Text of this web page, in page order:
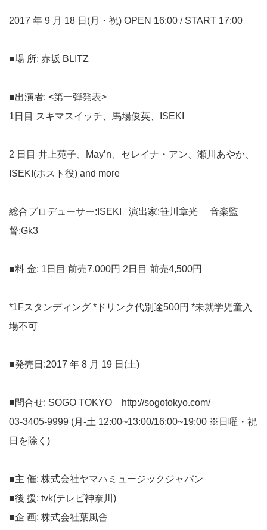
2017 年 9 月 18 日(月・祝) OPEN 16:00 / START 17:00
■場 所: 赤坂 BLITZ
■出演者: <第一弾発表>
1日目 スキマスイッチ、馬場俊英、ISEKI
2 日目 井上苑子、May’n、セレイナ・アン、瀬川あやか、
ISEKI(ホスト役) and more
総合プロデューサー:ISEKI 演出家:笹川章光 音楽監
督:Gk3
■料 金: 1日目 前売7,000円 2日目 前売4,500円
*1Fスタンディング *ドリンク代別途500円 *未就学児童入
場不可
■発売日:2017 年 8 月 19 日(土)
■問合せ: SOGO TOKYO
http://sogotokyo.com/
03-3405-9999 (月-土 12:00~13:00/16:00~19:00 ※日曜・祝
日を除く)
■主 催: 株式会社ヤマハミュージックジャパン
■後 援: tvk(テレビ神奈川)
■企 画: 株式会社葉風舎